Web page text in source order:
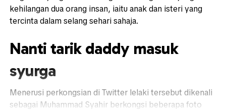
kehilangan dua orang insan, iaitu anak dan isteri yang
tercinta dalam selang sehari sahaja.
Nanti tarik daddy masuk
syurga
Menerusi perkongsian di Twitter lelaki tersebut dikenali
sebagai Muhammad Syahir berkongsi beberapa foto